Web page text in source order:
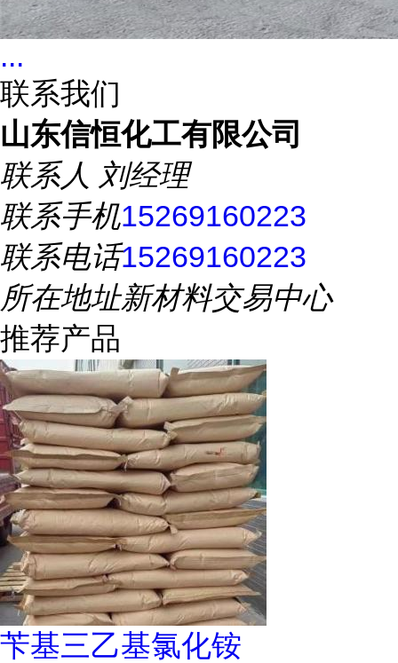
...
联系我们
山东信恒化工有限公司
联系人 刘经理
联系手机15269160223
联系电话15269160223
所在地址新材料交易中心
推荐产品
苄基三乙基氯化铵